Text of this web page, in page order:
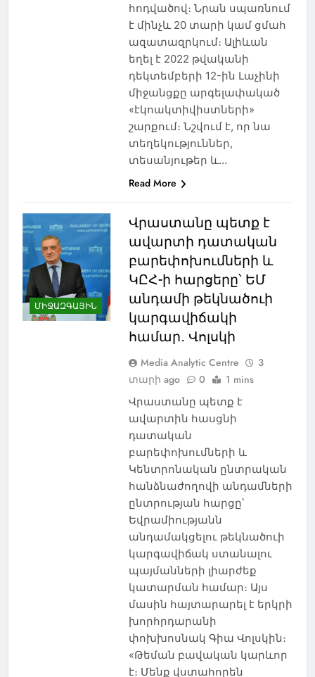
հոդվածով։ Նրան սպառնում
է մինչև 20 տարի կամ ցմահ
ազատազրկում։ Ալիևան
եղել է 2022 թվականի
դեկտեմբերի 12-ին Լաչինի
միջանցքը արգելափակած
«էկոակտիվիստների»
շարքում։ Նշվում է, որ նա
տեղեկություններ,
տեսանյութեր և…
Read More
ՄԻՋԱԶԳԱՅԻՆ
Վրաստանը պետք է
ավարտի դատական
բարեփոխումների և
ԿԸՀ-ի հարցերը՝ ԵՄ
անդամի թեկնածուի
կարգավիճակի
համար․ Վոլսկի
Media Analytic Centre
3
տարի ago
0 1 mins
Վրաստանը պետք է
ավարտին հասցնի
դատական
բարեփոխումների և
Կենտրոնական ընտրական
հանձնաժողովի անդամների
ընտրության հարցը՝
Եվրամիությանն
անդամակցելու թեկնածուի
կարգավիճակ ստանալու
պայմանների լիարժեք
կատարման համար։ Այս
մասին հայտարարել է երկրի
խորհրդարանի
փոխխոսնակ Գիա Վոլսկին։
«Թեման բավական կարևոր
է։ Մենք վստահորեն